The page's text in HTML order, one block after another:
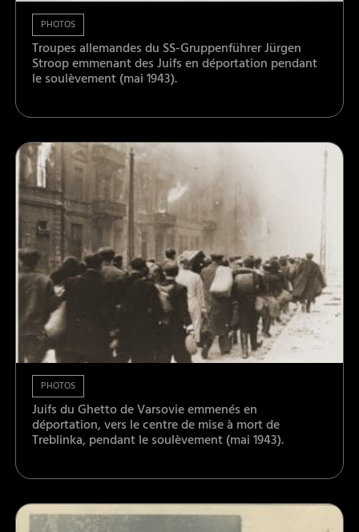
PHOTOS
Troupes allemandes du SS-Gruppenführer Jürgen
Stroop emmenant des Juifs en déportation pendant
le soulèvement (mai 1943).
PHOTOS
Juifs du Ghetto de Varsovie emmenés en
déportation, vers le centre de mise à mort de
Treblinka, pendant le soulèvement (mai 1943).